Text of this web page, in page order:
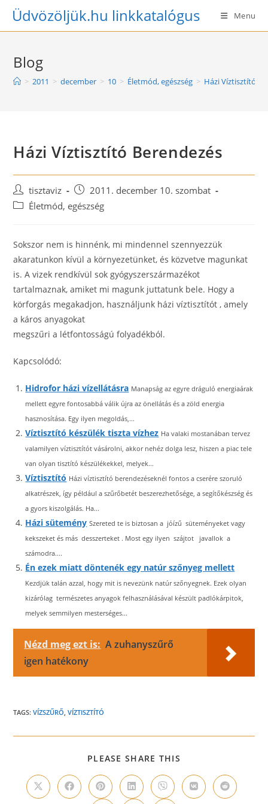
SkipÜdvözöljük.hu linkkatalógus Menu
Blog
> 2011 > december > 10 > Életmód, egészség > Házi Víztisztító
Házi Víztisztító Berendezés
Post
author:
tisztaviz
Post
published:
2011. december 10. szombat
PostÉletmód, egészség
Sokszor nem is hinnénk, mi mindennel szennyezzük
akaratunkon kívül a környezetünket, és közvetve magunkat
is. A vizek rendkívül sok gyógyszerszármazékot
tartalmaznak, amiket mi magunk juttatunk bele. Hogy a
körforgás megakadjon, használjunk házi víztisztítót , amely
a káros anyagokat
megszűri a létfontosságú folyadékból.
Kapcsolódó:
Hidrofor házi vízellátásra Manapság az egyre dráguló energiaárak
mellett egyre fontosabbá válik újra az önellátás és a zöld energia
hasznosítása. Egy ilyen megoldás,...
Víztisztító készülék tiszta vízhez Ha valaki mostanában tervez
valamilyen víztisztítót vásárolni, akkor nehéz dolga lesz, hiszen a piac tele
van olyan tisztító készülékekkel, melyek...
Víztisztító Házi víztisztító berendezéseknél fontos a cserére szoruló
alkatrészek, így például a szűrőbetét beszerezhetősége, a segítőkészség és
a gyors kiszolgálás. Ha...
Házi sütemény Szereted te is biztosan a jóízű süteményeket vagy
kekszeket és más desszerteket . Most egy ilyen szájtot javallok a
számodra....
Én ezek miatt döntenék egy natúr szőnyeg mellett
Kezdjük talán azzal, hogy mit is nevezünk natúr szőnyegnek. Ezek olyan
kizárólag természetes anyagok felhasználásával készült padlókárpitok,
melyek semmilyen mesterséges...
Nézd meg ezt is: A zuhanyszűrő
igen hatékony
TAGS:VÍZSZŰRŐ, VÍZTISZTÍTÓ
PLEASE SHARE THIS
CONTENT
Opens
in
Opens
in
Opens
in
Opens
in
Opens
in
Opens
in
Opens
in